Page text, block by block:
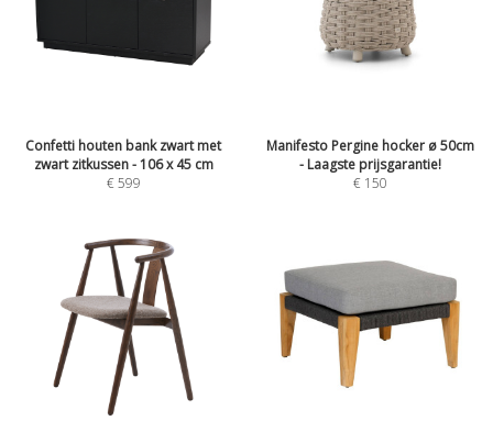
Confetti houten bank zwart met
zwart zitkussen - 106 x 45 cm
€599
Manifesto Pergine hocker ø 50cm
- Laagste prijsgarantie!
€ 150